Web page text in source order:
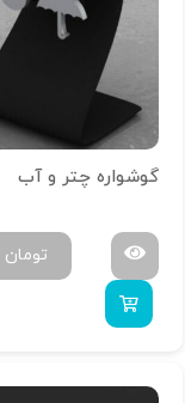
گوشواره چتر و آب
تومان